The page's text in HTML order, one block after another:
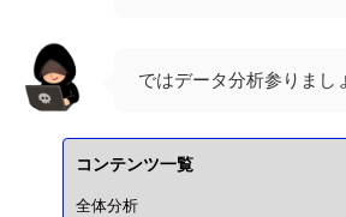
ではデータ分析参りまし
コンテンツ一覧
全体分析